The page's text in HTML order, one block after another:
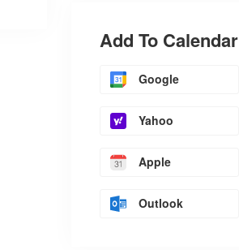
Add To Calendar
Google
Yahoo
Apple
Outlook